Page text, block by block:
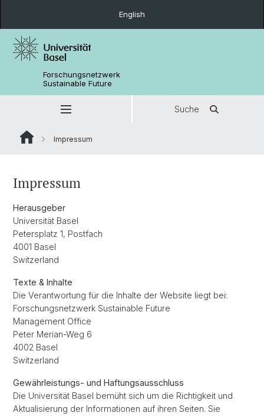
English
Forschungsnetzwerk
Sustainable Future
Suche
Impressum
Impressum
Herausgeber
Universität Basel
Petersplatz 1, Postfach
4001 Basel
Switzerland
Texte & Inhalte
Die Verantwortung für die Inhalte der Website liegt bei:
Forschungsnetzwerk Sustainable Future
Management Office
Peter Merian-Weg 6
4002 Basel
Switzerland
Gewährleistungs- und Haftungsausschluss
Die Universität Basel bemüht sich um die Richtigkeit und
Aktualisierung der Informationen auf ihren Seiten. Sie